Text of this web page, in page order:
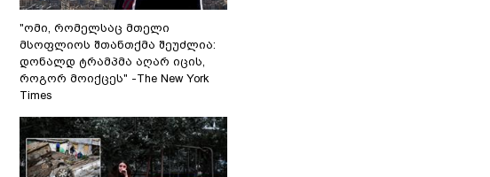
"ომი, რომელსაც მთელი
მსოფლიოს შთანთქმა შეუძლია:
დონალდ ტრამპმა აღარ იცის,
როგორ მოიქცეს" -The New York
Times